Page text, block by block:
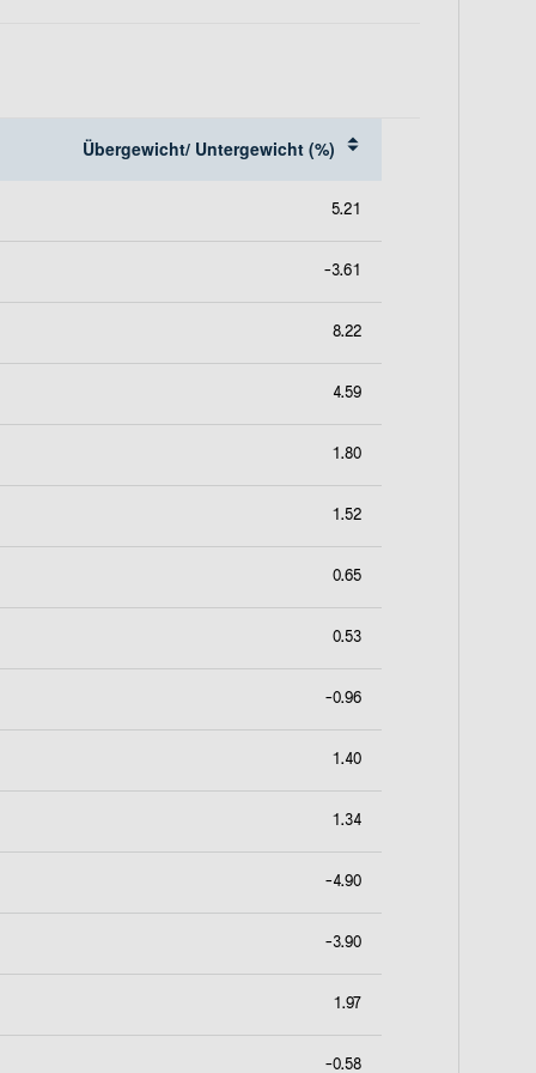
g
s
a
t
n
Übergewicht/ Untergewicht (%)
5.21
-3.61
8.22
4.59
1.80
1.52
0.65
0.53
-0.96
1.40
1.34
-4.90
-3.90
1.97
-0.58